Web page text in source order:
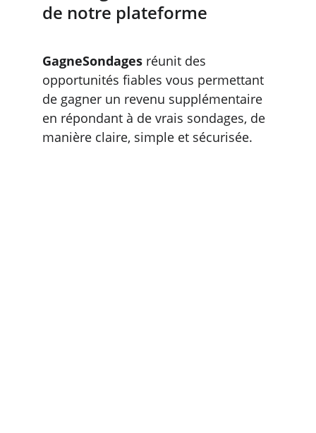
de notre plateforme
GagneSondages réunit des
opportunités fiables vous permettant
de gagner un revenu supplémentaire
en répondant à de vrais sondages, de
manière claire, simple et sécurisée.